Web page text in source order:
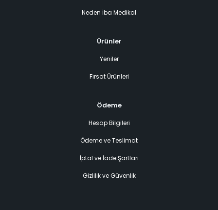
Neden İba Medikal
Ürünler
Yeniler
Fırsat Ürünleri
Ödeme
Hesap Bilgileri
Ödeme ve Teslimat
İptal ve İade Şartları
Gizlilik ve Güvenlik